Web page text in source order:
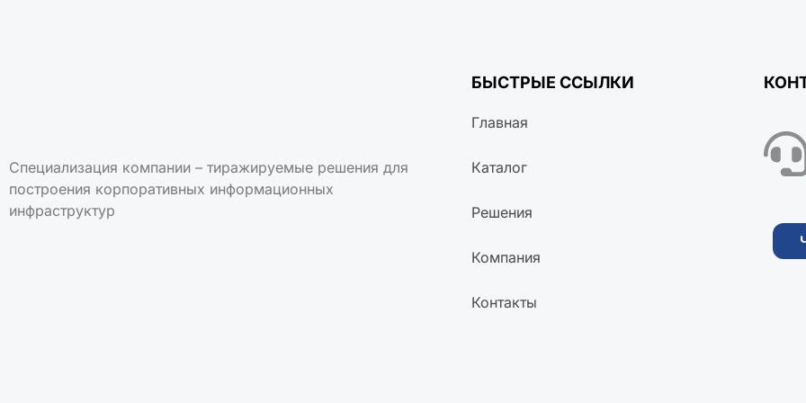
Специализация компании – тиражируемые решения для
построения корпоративных информационных
инфраструктур
БЫСТРЫЕ ССЫЛКИ
Главная
Каталог
Решения
Компания
Контакты